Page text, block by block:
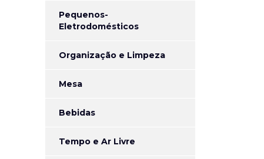
Pequenos-
Eletrodomésticos
Organização e Limpeza
Mesa
Bebidas
Tempo e Ar Livre